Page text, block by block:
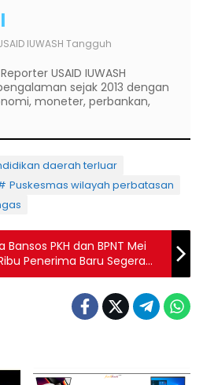
IUWASH Tangguh
USAID IUWASH
sejak 2013 dengan
moneter, perbankan,
daerah terluar
Puskesmas wilayah perbatasan
PKH dan BPNT Mei
Penerima Baru Segera